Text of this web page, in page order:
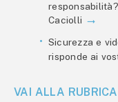
Caciolli
Sicurezza e
risponde ai
VAI ALLA RUBRICA